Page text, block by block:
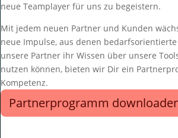
neue Teamplayer für uns zu begeistern.
Mit jedem neuen Partner und Kunden
neue Impulse, aus denen
unsere Partner ihr Wissen über unsere
nutzen können, bieten wir Dir ein
Kompetenz.
Partnerprogramm